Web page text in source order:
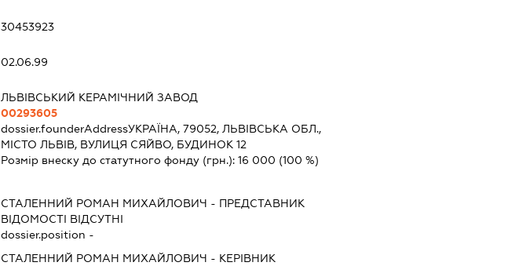
30453923
02.06.99
ЛЬВІВСЬКИЙ КЕРАМІЧНИЙ ЗАВОД
00293605
dossier.founderAddressУКРАЇНА, 79052, ЛЬВІВСЬКА ОБЛ.,
МІСТО ЛЬВІВ, ВУЛИЦЯ СЯЙВО, БУДИНОК 12
Розмір внеску до статутного фонду (грн.): 16 000 (100 %)
СТАЛЕННИЙ РОМАН МИХАЙЛОВИЧ - ПРЕДСТАВНИК
ВІДОМОСТІ ВІДСУТНІ
dossier.position -
СТАЛЕННИЙ РОМАН МИХАЙЛОВИЧ - КЕРІВНИК